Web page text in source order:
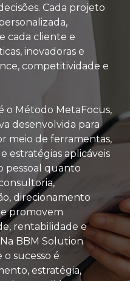
Cada projeto
cada cliente e
inovadoras e
competitividade e
o Método MetaFocus,
desenvolvida para
meio de ferramentas,
estratégias aplicáveis
pessoal quanto
direcionamento
promovem
rentabilidade e
BBM Solution
sucesso é
estratégia,